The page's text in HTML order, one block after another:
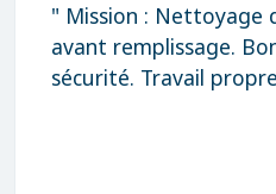
" Mission : Nettoyage
avant remplissage.
sécurité. Travail